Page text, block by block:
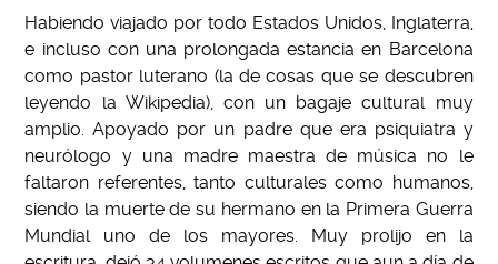
Habiendo viajado por todo Estados Unidos, Inglaterra,
e incluso con una prolongada estancia en Barcelona
como pastor luterano (la de cosas que se descubren
leyendo la Wikipedia), con un bagaje cultural muy
amplio. Apoyado por un padre que era psiquiatra y
neurólogo y una madre maestra de música no le
faltaron referentes, tanto culturales como humanos,
siendo la muerte de su hermano en la Primera Guerra
Mundial uno de los mayores. Muy prolijo en la